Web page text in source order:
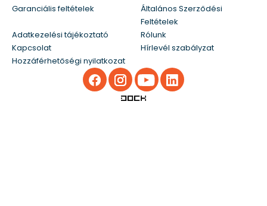
Garanciális feltételek
Általános Szerződési
Feltételek
Adatkezelési tájékoztató
Rólunk
Kapcsolat
Hírlevél szabályzat
Hozzáférhetőségi nyilatkozat